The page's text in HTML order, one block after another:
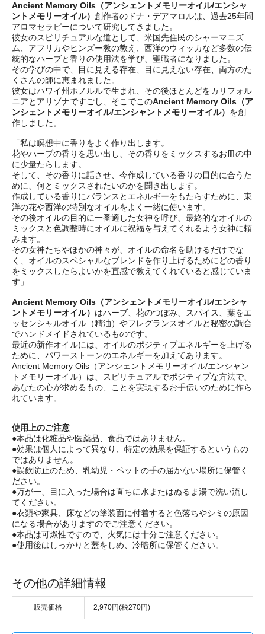
Ancient Memory Oils（アンシェントメモリーオイル/エンシャ
ントメモリーオイル） 創作者のドナ・デアマロルは、過去25年間
アロマセラピーについて研究してきました。
彼女のスピリチュアルな道として、米国先住民のシャーマニズ
ム、アフリカやヒンズー教の教え、西洋のウィッカなど多数の伝
統的なハーブと香りの使用法を学び、聖職者になりました。
その学びの中で、目に見える存在、目に見えない存在、両方のた
くさんの師に恵まれました。
彼女はハワイ州ホノルルで生まれ、その後ほとんどをカリフォル
ニアとアリゾナですごし、そこでこのAncient Memory Oils（ア
ンシェントメモリーオイル/エンシャントメモリーオイル） を創
作しました。
「私は瞑想中に香りをよく作り出します。
花やハーブの香りを思い出し、その香りをミックスするお皿の中
に少量たらします。
そして、その香りに話させ、今作成している香りの目的に合うた
めに、何とミックスされたいのかを聞き出します。
作成している香りにバランスとエネルギーをもたらすために、東
洋の花や西洋の特別なオイルをよく一緒に使います。
その後オイルの目的に一番適した女神を呼び、最終的なオイルの
ミックスと色調整時にオイルに祝福を与えてくれるよう女神に頼
みます。
その女神たちやほかの神々が、オイルの命名を助けるだけでな
く、オイルのスペシャルなブレンドを作り上げるためにどの香り
をミックスしたらよいかを直感で教えてくれていると感じていま
す」
Ancient Memory Oils（アンシェントメモリーオイル/エンシャ
ントメモリーオイル） はハーブ、花のつぼみ、スパイス、葉をエ
ッセンシャルオイル（精油）やフレグランスオイルと秘密の調合
でハンドメイドされているものです。
最近の新作オイルには、オイルのポジティブエネルギーを上げる
ために、パワーストーンのエネルギーを加えてあります。
Ancient Memory Oils（アンシェントメモリーオイル/エンシャン
トメモリーオイル）は、スピリチュアルでポジティブな方法で、
あなたの心が求めるもの、ことを実現するお手伝いのために作ら
れています。
使用上のご注意
●本品は化粧品や医薬品、食品ではありません。
●効果は個人によって異なり、特定の効果を保証するというもの
ではありません。
●誤飲防止のため、乳幼児・ペットの手の届かない場所に保管く
ださい。
●万が一、目に入った場合は直ちに水またはぬるま湯で洗い流し
てください。
●衣類や家具、床などの塗装面に付着すると色落ちやシミの原因
になる場合がありますのでご注意ください。
●本品は可燃性ですので、火気には十分ご注意ください。
●使用後はしっかりと蓋をしめ、冷暗所に保管ください。
その他の詳細情報
販売価格 2,970円(税270円)